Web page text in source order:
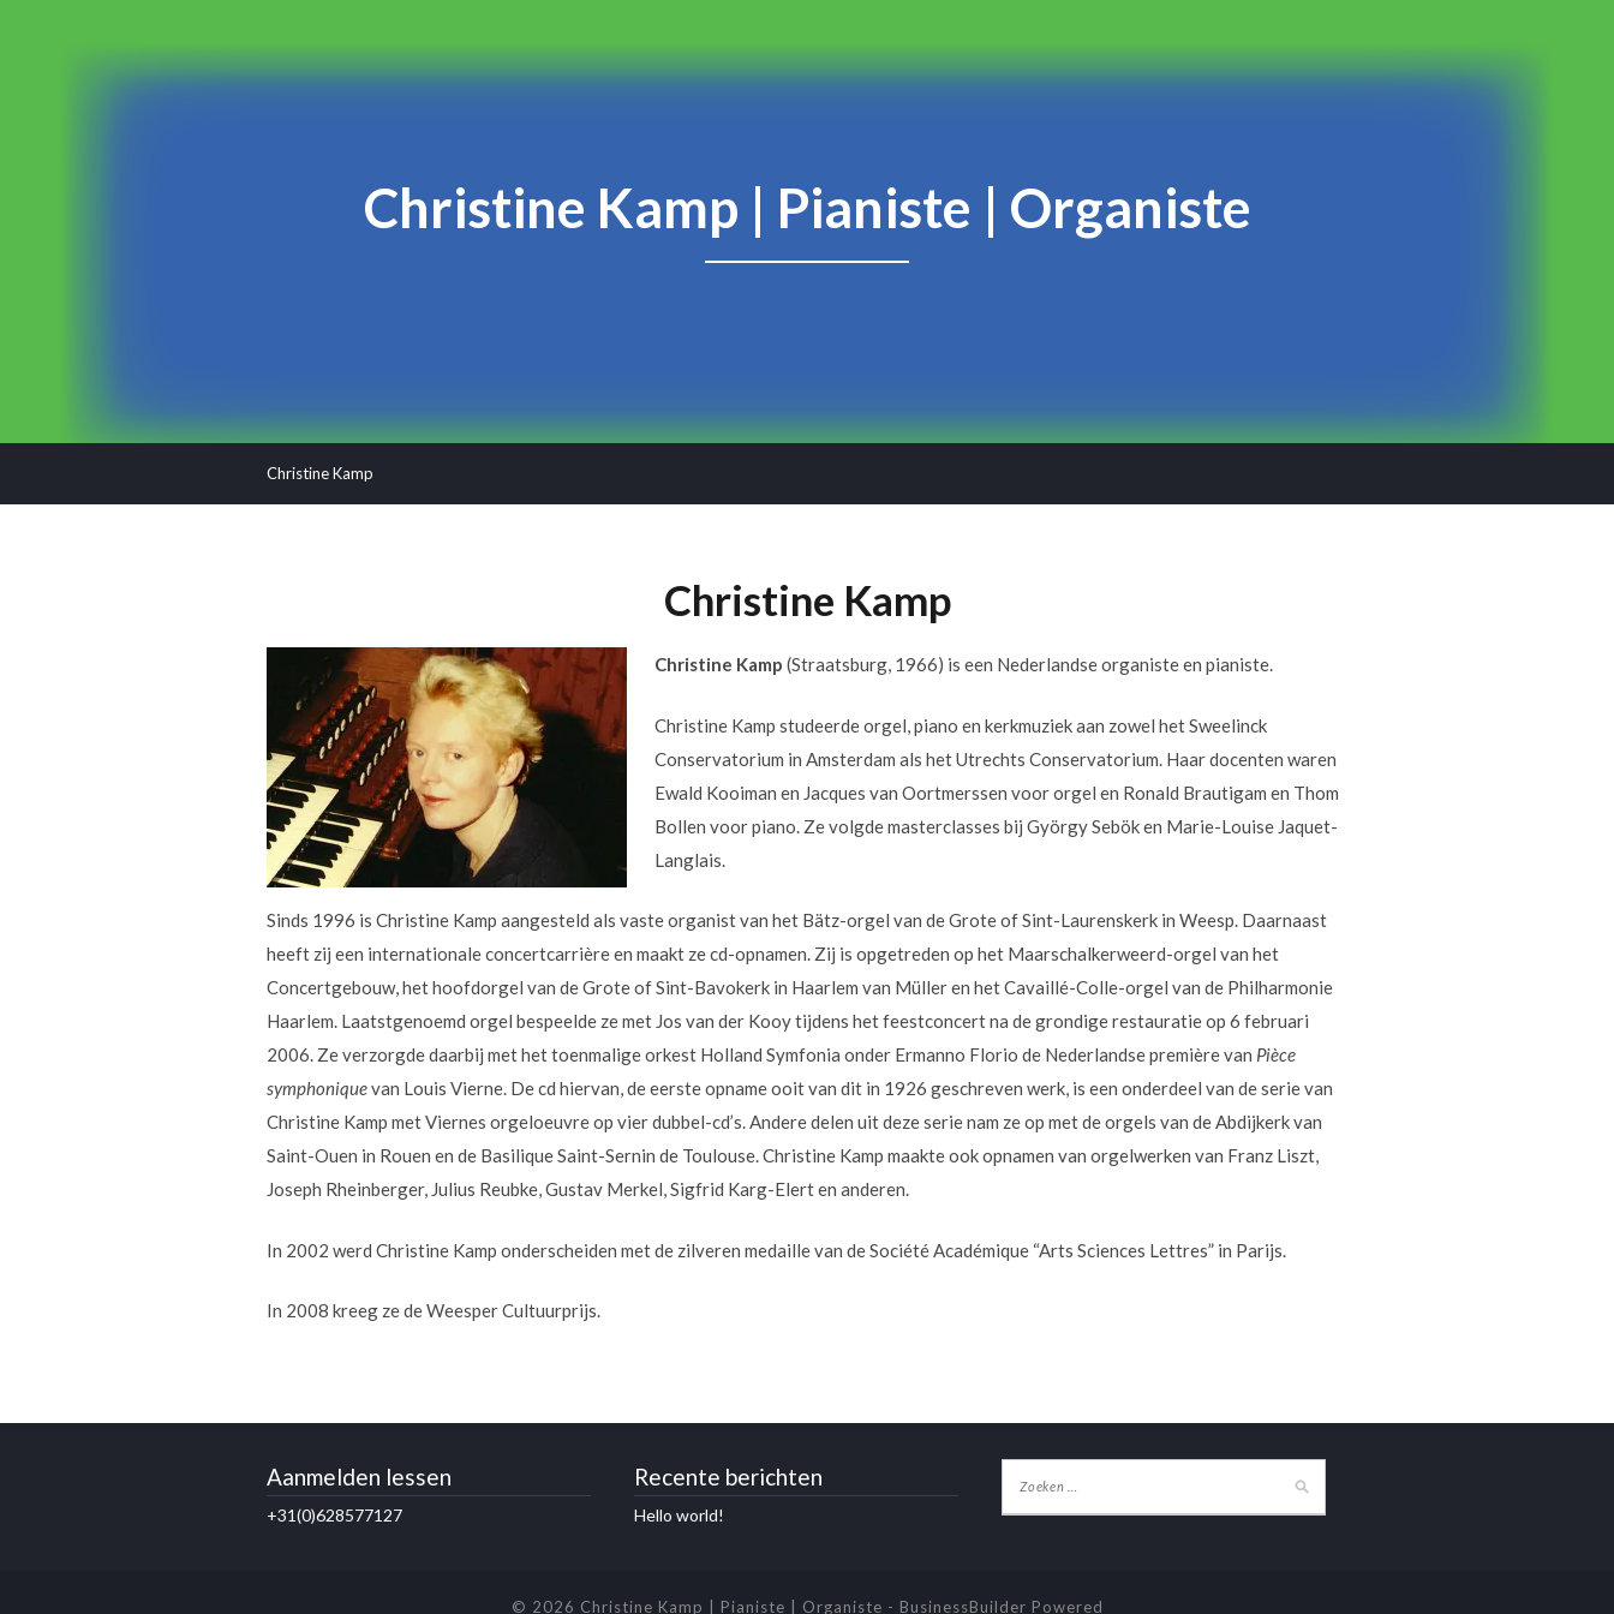
Christine Kamp | Pianiste | Organiste
Christine Kamp
Christine Kamp
Christine Kamp (Straatsburg, 1966) is een Nederlandse organiste en pianiste.
Christine Kamp studeerde orgel, piano en kerkmuziek aan zowel het Sweelinck
Conservatorium in Amsterdam als het Utrechts Conservatorium. Haar docenten waren
Ewald Kooiman en Jacques van Oortmerssen voor orgel en Ronald Brautigam en Thom
Bollen voor piano. Ze volgde masterclasses bij György Sebök en Marie-Louise Jaquet-
Langlais.
Sinds 1996 is Christine Kamp aangesteld als vaste organist van het Bätz-orgel van de Grote of Sint-Laurenskerk in Weesp. Daarnaast
heeft zij een internationale concertcarrière en maakt ze cd-opnamen. Zij is opgetreden op het Maarschalkerweerd-orgel van het
Concertgebouw, het hoofdorgel van de Grote of Sint-Bavokerk in Haarlem van Müller en het Cavaillé-Colle-orgel van de Philharmonie
Haarlem. Laatstgenoemd orgel bespeelde ze met Jos van der Kooy tijdens het feestconcert na de grondige restauratie op 6 februari
2006. Ze verzorgde daarbij met het toenmalige orkest Holland Symfonia onder Ermanno Florio de Nederlandse première van Pièce
symphoniquevan Louis Vierne. De cd hiervan, de eerste opname ooit van dit in 1926 geschreven werk, is een onderdeel van de serie van
Christine Kamp met Viernes orgeloeuvre op vier dubbel-cd’s. Andere delen uit deze serie nam ze op met de orgels van de Abdijkerk van
Saint-Ouen in Rouen en de Basilique Saint-Sernin de Toulouse. Christine Kamp maakte ook opnamen van orgelwerken van Franz Liszt,
Joseph Rheinberger, Julius Reubke, Gustav Merkel, Sigfrid Karg-Elert en anderen.
In 2002 werd Christine Kamp onderscheiden met de zilveren medaille van de Société Académique “Arts Sciences Lettres” in Parijs.
In 2008 kreeg ze de Weesper Cultuurprijs.
Aanmelden lessen
+31(0)628577127
Recente berichten
Hello world!
© 2026 Christine Kamp | Pianiste | Organiste - BusinessBuilder Powered